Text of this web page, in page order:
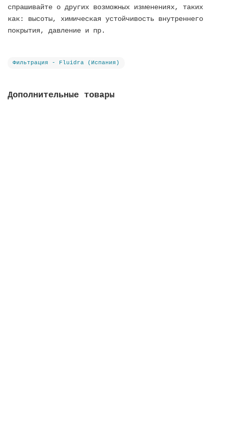
спрашивайте о других возможных изменениях, таких
как: высоты, химическая устойчивость внутреннего
покрытия, давление и пр.
Фильтрация - Fluidra (Испания)
Дополнительные товары